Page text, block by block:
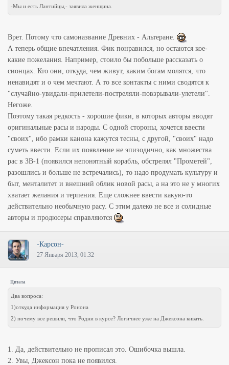
-Мы и есть Лантийцы,- заявила женщина.
Врет. Потому что самоназвание Древних - Альтеране.
А теперь общие впечатления. Фик понравился, но остаются кое-
какие пожелания. Например, стоило бы побольше рассказать о
сионцах. Кто они, откуда, чем живут, каким богам молятся, что
ненавидят и о чем мечтают. А то все контакты с ними сводятся к
"случайно-увидали-прилетели-постреляли-повзрывали-улетели".
Негоже.
Поэтому такая редкость - хорошие фики, в которых авторы вводят
оригинальные расы и народы. С одной стороны, хочется ввести
"своих", ибо рамки канона кажутся тесны, с другой, "своих" надо
суметь ввести. Если их появление не эпизодично, как множества
рас в ЗВ-1 (появился непонятный корабль, обстрелял "Прометей",
разошлись и больше не встречались), то надо продумать культуру и
быт, менталитет и внешний облик новой расы, а на это не у многих
хватает желания и терпения. Еще сложнее ввести какую-то
действительно необычную расу. С этим далеко не все и солидные
авторы и продюсеры справляются
-Карсон-
27 Января 2013, 01:32
Цитата
Два вопроса:
1)откуда информация у Ронона
2) почему все решили, что Родни в курсе? Логичнее уже на Джексона кивать.
1. Да, действительно не прописал это. Ошибочка вышла.
2. Увы, Джексон пока не появился.